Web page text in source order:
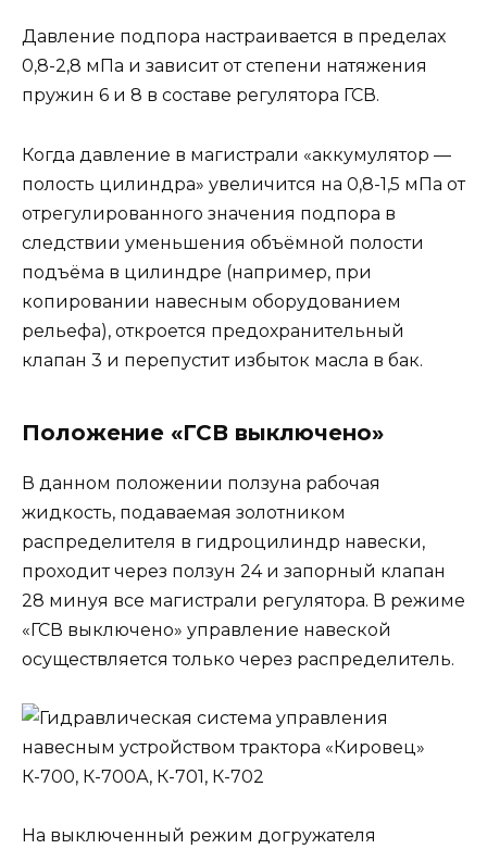
Давление подпора настраивается в пределах
0,8-2,8 мПа и зависит от степени натяжения
пружин 6 и 8 в составе регулятора ГСВ.
Когда давление в магистрали «аккумулятор —
полость цилиндра» увеличится на 0,8-1,5 мПа от
отрегулированного значения подпора в
следствии уменьшения объёмной полости
подъёма в цилиндре (например, при
копировании навесным оборудованием
рельефа), откроется предохранительный
клапан 3 и перепустит избыток масла в бак.
Положение «ГСВ выключено»
В данном положении ползуна рабочая
жидкость, подаваемая золотником
распределителя в гидроцилиндр навески,
проходит через ползун 24 и запорный клапан
28 минуя все магистрали регулятора. В режиме
«ГСВ выключено» управление навеской
осуществляется только через распределитель.
На выключенный режим догружателя